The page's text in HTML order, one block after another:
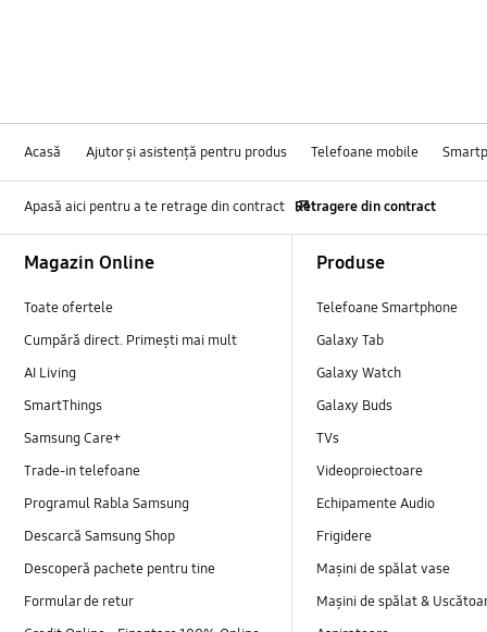
Acasă Ajutor și asistență pentru produs Telefoane mobile
Apasă aici pentru a te retrage din contract Retragere din contract
Magazin Online
Toate ofertele
Cumpără direct. Primești mai mult
AI Living
SmartThings
Samsung Care+
Trade-in telefoane
Programul Rabla Samsung
Descarcă Samsung Shop
Descoperă pachete pentru tine
Formular de retur
Produse
Telefoane Smartphone
Galaxy Tab
Galaxy Watch
Galaxy Buds
TVs
Videoproiectoare
Echipamente Audio
Frigidere
Mașini de spălat vase
Mașini de spălat &